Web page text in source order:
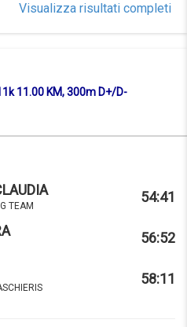
Visualizza risultati completi
11.00 KM, 300m D+/D-
TEAM
54:41
56:52
58:11